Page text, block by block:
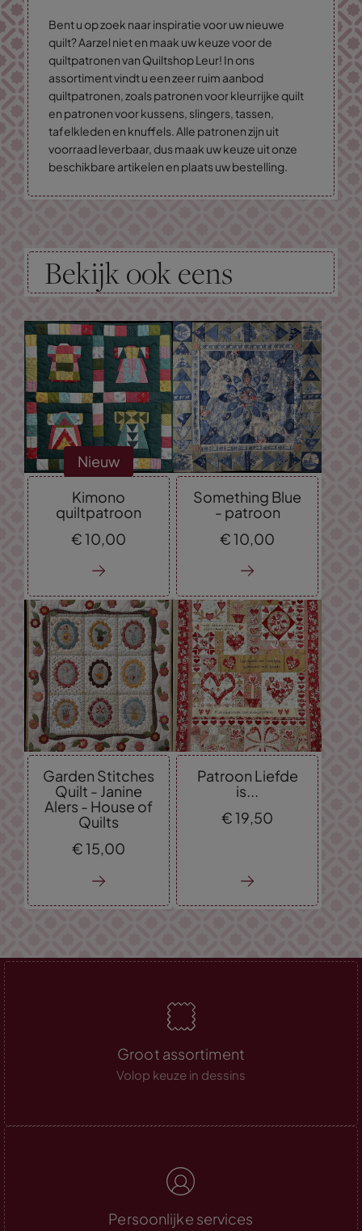
Bent u op zoek naar inspiratie voor uw nieuwe
quilt? Aarzel niet en maak uw keuze voor de
quiltpatronen van Quiltshop Leur! In ons
assortiment vindt u een zeer ruim aanbod
quiltpatronen, zoals patronen voor kleurrijke quilt
en patronen voor kussens, slingers, tassen,
tafelkleden en knuffels. Alle patronen zijn uit
voorraad leverbaar, dus maak uw keuze uit onze
beschikbare artikelen en plaats uw bestelling.
Bekijk ook eens
Nieuw
Kimono
quiltpatroon
€10,00
Something Blue
- patroon
€10,00
Garden Stitches
Quilt - Janine
Alers - House of
Quilts
€15,00
Patroon Liefde
is...
€19,50
Groot assortiment
Volop keuze in dessins
Persoonlijke services